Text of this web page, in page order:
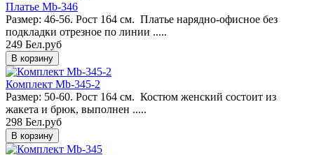
Платье Mb-346
Размер: 46-56. Рост 164 см. Платье нарядно-офисное без
подкладки отрезное по линии .....
249 Бел.руб
Комплект Mb-345-2
Размер: 50-60. Рост 164 см. Костюм женский состоит из
жакета и брюк, выполнен .....
298 Бел.руб